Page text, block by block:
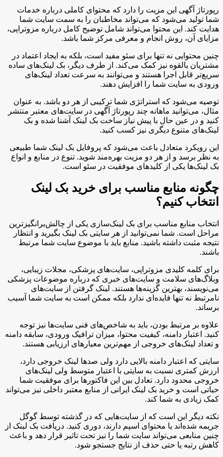
رپورتاژ آگهی این مزیت را دارد که محتوای کاملی درباره خدمات
شما تولید می‌شود که می‌تواند مخاطبان را به سمت سایت شما
هدایت کند. این محتوا می‌تواند شامل توضیح کامل درباره مزوتراپی،
مزایای آن، روش انجام و معرفی مرکز شما باشد.
چنین محتوایی نه تنها برای سئو مفید است، بلکه به ایجاد اعتماد در
مشتریان بالقوه نیز کمک می‌کند. از طرف دیگر، بک لینک‌های ساده
سریع‌تر قابل اجرا هستند و می‌توانند به سرعت تعداد لینک‌های
ورودی به سایت شما را افزایش دهند.
توصیه می‌شود که استراتژی شما ترکیبی از هر دو باشد. به عنوان
مثال، می‌توانید ماهانه چند رپورتاژ آگهی در سایت‌های معتبر منتشر
کنید و در عین حال با پیش نیاز ساخت بک لینک آشنا شده و بک
لینک‌های متنوع دیگری نیز کسب کنید.
این رویکرد متعادل باعث می‌شود که پروفایل بک لینک شما طبیعی
به نظر برسد و از هر دو مزیت بهره‌مند شوید. تنوع در منابع و انواع
بک لینک‌ها یکی از کلیدهای موفقیت در سئو است.
چگونه منابع مناسب برای خرید بک لینک
انتخاب کنیم؟
انتخاب منابع مناسب برای بک لینک‌سازی یکی از چالش‌برانگیزترین
مراحل است. شما نمی‌توانید از هر سایتی بک لینک بگیرید و انتظار
نتیجه مثبت داشته باشید. منابع باید با موضوع سایت شما مرتبط
باشند.
برای کلمه کلیدی مزوتراپی، سایت‌های پزشکی، مجلات زیبایی،
وبلاگ‌های سلامت و سایت‌های خبری که درباره موضوعات پزشکی
می‌نویسند، بهترین گزینه‌ها هستند. لینک گرفتن از سایت‌های
نامرتبط نه تنها فایده‌ای ندارد بلکه ممکن است به سایت شما آسیب
برساند.
علاوه بر مرتبط بودن، باید به شاخص‌های فنی سایت‌ها نیز توجه
کنید. اعتبار دامنه، کیفیت محتوا، میزان ترافیک ورودی، سابقه دامنه
و تعداد لینک‌های خروجی از مهم‌ترین معیارهای ارزیابی هستند.
سایتی که اعتبار دامنه بالایی دارد ولی صدها لینک خروجی دارد،
ارزش کمتری نسبت به سایتی با اعتبار متوسط ولی لینک‌های
خروجی محدود دارد. تعادل بین این فاکتورها برای موفقیت شما
حیاتی است و خرید بک لینک ایرانی از منابع معتبر داخلی نیز می‌تواند
کمک زیادی به شما کند.
نکته دیگر این است که از سایت‌هایی که در گذشته توسط گوگل
جریمه شده‌اند یا محتوای اسپم دارند، دوری کنید. دریافت بک لینک از
چنین منابعی می‌تواند سایت شما را نیز تحت تاثیر قرار دهد و باعث
کاهش رتبه یا حتی حذف از نتایج جستجو شود.